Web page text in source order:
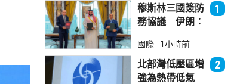
穆斯林三國簽防
務協議 伊朗︰
安全
1
國際 1小時前
北部灣低壓區增
強為熱帶低氣
2